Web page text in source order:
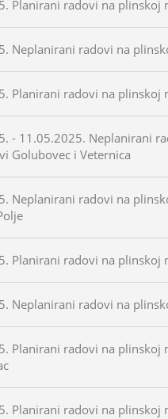
Planirani radovi na plinskoj
Neplanirani radovi na
Planirani radovi na plinskoj
- 11.05.2025. Neplanirani
Golubovec i Veternica
Neplanirani radovi na
Planirani radovi na plinskoj
Neplanirani radovi na
Planirani radovi na plinskoj
Planirani radovi na plinskoj